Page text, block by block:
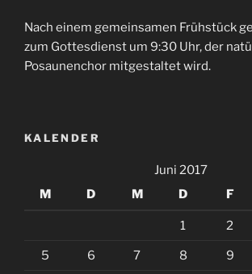
Nach einem gemeinsamen Frühstück
zum Gottesdienst um 9:30 Uhr, der
Posaunenchor mitgestaltet wird.
KALENDER
Juni 2017
M
D M D F
1 2
5 6 7 8 9